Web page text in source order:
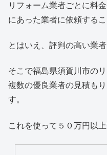
リフォーム業者ごとに料
にあった業者に依頼するこ
とはいえ、評判の高い業
そこで福島県須賀川市の
複数の優良業者の見積も
す。
これを使って５０万円以